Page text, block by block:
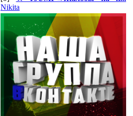
Nikita